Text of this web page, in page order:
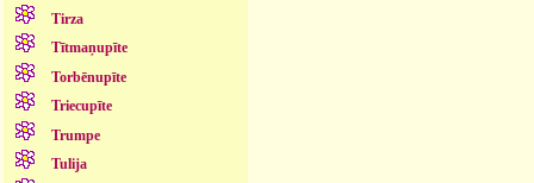
Tirza
Tītmaņupīte
Torbēnupīte
Triecupīte
Trumpe
Tulija